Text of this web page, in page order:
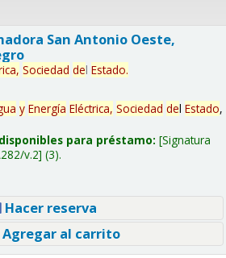
San Antonio Oeste,
Sociedad del Estado.
y Energía Eléctrica, Sociedad del Estado,
para préstamo: Signatura
v.2 (3).
Hacer reserva
Agregar al carrito